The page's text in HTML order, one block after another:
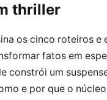
thriller
os cinco roteiros e
fatos em
constrói um
e por que o